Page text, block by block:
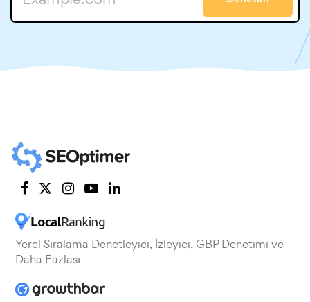
Yerel Sıralama Denetleyici, İzleyici, GBP Denetimi ve
Daha Fazlası